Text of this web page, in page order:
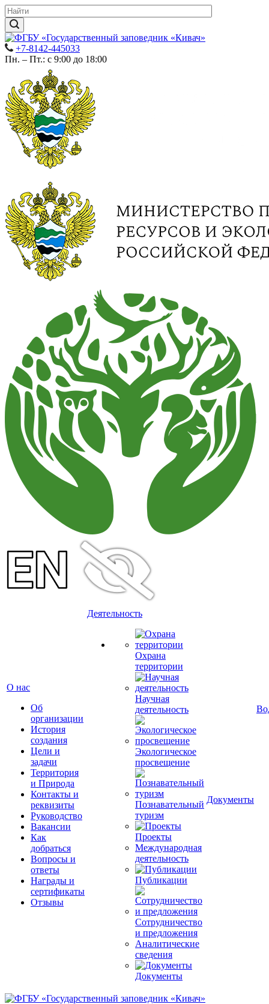
+7-8142-445033
Пн. – Пт.: с 9:00 до 18:00
О нас
Об
организации
История
создания
Цели и
задачи
Территория
и Природа
Контакты и
реквизиты
Руководство
Вакансии
Как
добраться
Вопросы и
ответы
Награды и
сертификаты
Отзывы
Деятельность
Охрана
территории
Научная
деятельность
Экологическое
просвещение
Познавательный
туризм
Проекты
Международная
деятельность
Публикации
Сотрудничество
и предложения
Аналитические
сведения
Документы
Документы